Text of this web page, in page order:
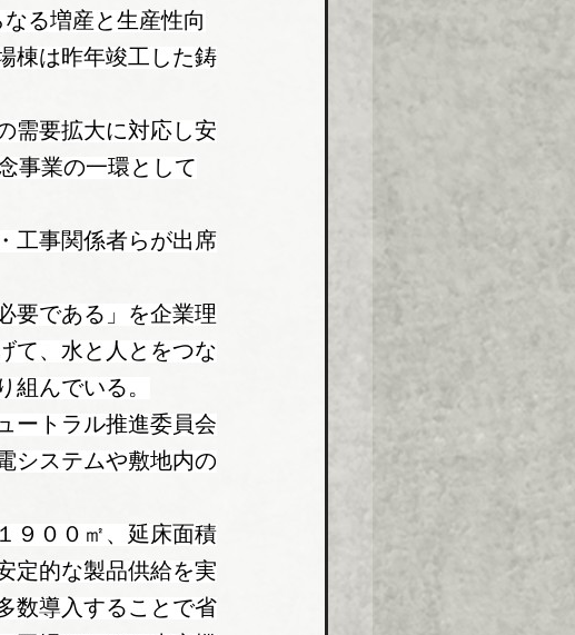
る増産と生産性向
棟は昨年竣工した鋳
需要拡大に対応し安
事業の一環として
工事関係者らが出席
要である」を企業理
て、水と人とをつな
組んでいる。
ートラル推進委員会
システムや敷地内の
９００㎡、延床面積
定的な製品供給を実
数導入することで省